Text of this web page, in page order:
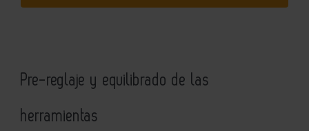
Pre-reglaje y equilibrado de las
herramientas